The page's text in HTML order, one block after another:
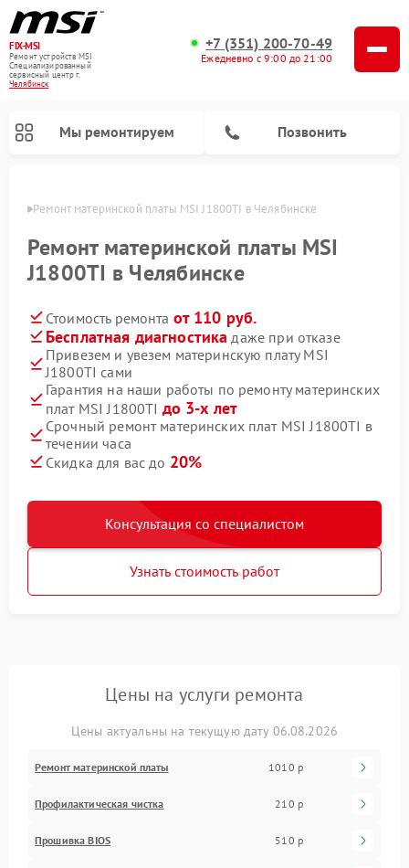
FIX-MSI
Ремонт устройств MSI
Специализированный
cервисный центр г.
Челябинск
+7 (351) 200-70-49
Ежедневно с 9:00 до 21:00
Мы ремонтируем Позвонить
Ремонт материнской платы MSI J1800TI в Челябинске
Ремонт материнской платы MSI
J1800TI в Челябинске
Стоимость ремонта от 110 руб.
Бесплатная диагностика даже при отказе
Привезем и увезем материнскую плату MSI
J1800TI сами
Гарантия на наши работы по ремонту материнских
плат MSI J1800TI до 3-х лет
Срочный ремонт материнских плат MSI J1800TI в
течении часа
Скидка для вас до 20%
Консультация со специалистом
Узнать стоимость работ
Цены на услуги ремонта
Цены актуальны на текущую дату 06.08.2026
Ремонт материнской платы 1010 р
Профилактическая чистка 210 р
Прошивка BIOS 510 р